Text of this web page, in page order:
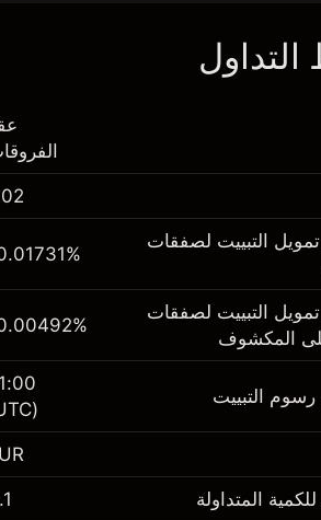
المالي متاح للتداول من خلال عقود
عن:
التبييت لصفقات
استثمارك
التبييت
من قيمة الصفقة الكاملة
%
التبييت لصفقات
على المكشوف
%
التبييت
(UTC)
المتداولة